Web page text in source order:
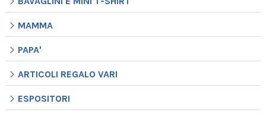
MAMMA
PAPA'
ARTICOLI REGALO VARI
ESPOSITORI